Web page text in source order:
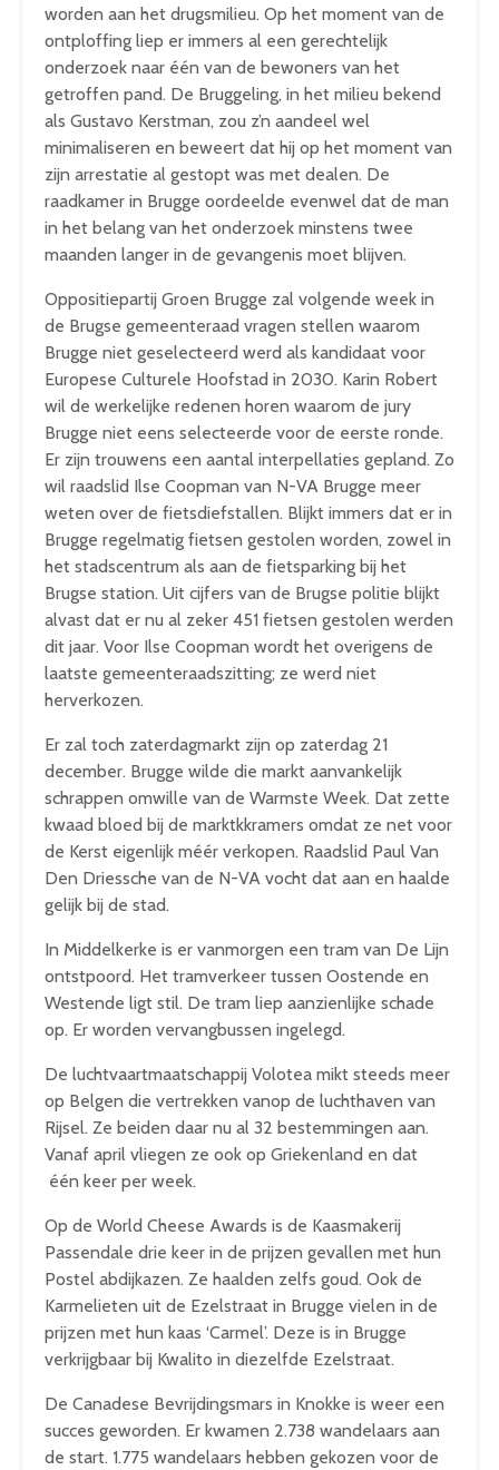
worden aan het drugsmilieu. Op het moment van de
ontploffing liep er immers al een gerechtelijk
onderzoek naar één van de bewoners van het
getroffen pand. De Bruggeling, in het milieu bekend
als Gustavo Kerstman, zou z’n aandeel wel
minimaliseren en beweert dat hij op het moment van
zijn arrestatie al gestopt was met dealen. De
raadkamer in Brugge oordeelde evenwel dat de man
in het belang van het onderzoek minstens twee
maanden langer in de gevangenis moet blijven.
Oppositiepartij Groen Brugge zal volgende week in
de Brugse gemeenteraad vragen stellen waarom
Brugge niet geselecteerd werd als kandidaat voor
Europese Culturele Hoofstad in 2030. Karin Robert
wil de werkelijke redenen horen waarom de jury
Brugge niet eens selecteerde voor de eerste ronde.
Er zijn trouwens een aantal interpellaties gepland. Zo
wil raadslid Ilse Coopman van N-VA Brugge meer
weten over de fietsdiefstallen. Blijkt immers dat er in
Brugge regelmatig fietsen gestolen worden, zowel in
het stadscentrum als aan de fietsparking bij het
Brugse station. Uit cijfers van de Brugse politie blijkt
alvast dat er nu al zeker 451 fietsen gestolen werden
dit jaar. Voor Ilse Coopman wordt het overigens de
laatste gemeenteraadszitting; ze werd niet
herverkozen.
Er zal toch zaterdagmarkt zijn op zaterdag 21
december. Brugge wilde die markt aanvankelijk
schrappen omwille van de Warmste Week. Dat zette
kwaad bloed bij de marktkkramers omdat ze net voor
de Kerst eigenlijk méér verkopen. Raadslid Paul Van
Den Driessche van de N-VA vocht dat aan en haalde
gelijk bij de stad.
In Middelkerke is er vanmorgen een tram van De Lijn
ontstpoord. Het tramverkeer tussen Oostende en
Westende ligt stil. De tram liep aanzienlijke schade
op. Er worden vervangbussen ingelegd.
De luchtvaartmaatschappij Volotea mikt steeds meer
op Belgen die vertrekken vanop de luchthaven van
Rijsel. Ze beiden daar nu al 32 bestemmingen aan.
Vanaf april vliegen ze ook op Griekenland en dat
één keer per week.
Op de World Cheese Awards is de Kaasmakerij
Passendale drie keer in de prijzen gevallen met hun
Postel abdijkazen. Ze haalden zelfs goud. Ook de
Karmelieten uit de Ezelstraat in Brugge vielen in de
prijzen met hun kaas ‘Carmel’. Deze is in Brugge
verkrijgbaar bij Kwalito in diezelfde Ezelstraat.
De Canadese Bevrijdingsmars in Knokke is weer een
succes geworden. Er kwamen 2.738 wandelaars aan
de start. 1.775 wandelaars hebben gekozen voor de